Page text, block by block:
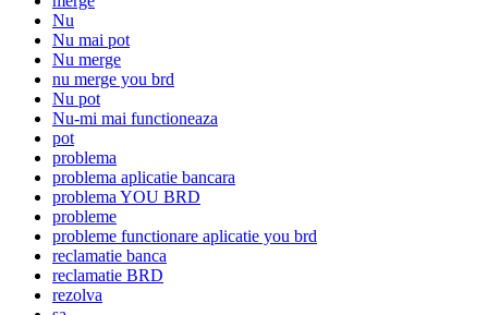
Nu
Nu mai pot
Nu merge
nu merge you brd
Nu pot
Nu-mi mai functioneaza
pot
problema
problema aplicatie bancara
problema YOU BRD
probleme
probleme functionare aplicatie you brd
reclamatie banca
reclamatie BRD
rezolva